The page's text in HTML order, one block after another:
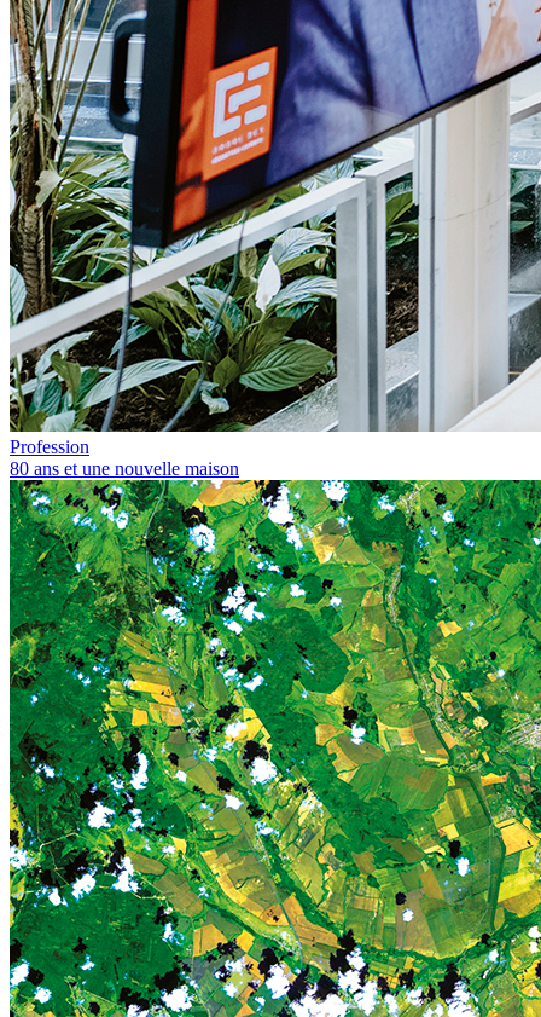
Profession
80 ans et une nouvelle maison